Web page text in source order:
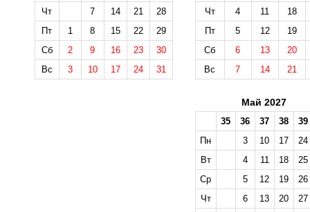
Чт
7 14 21
28
Пт
1 8 15 22
29
Сб
2 9 16 23
30
Вс
3 10 17 24 31
Чт
4 11
18
Пт
5 12
19
Сб
6 13
20
Вс
7 14 21
Май 2027
35 36 37 38
39
Пн
3 10 17
24
Вт
4 11 18
25
Ср
5 12 19
26
Чт
6 13 20
27